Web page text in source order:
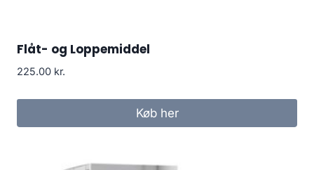
Flåt- og Loppemiddel
225.00 kr.
Køb her